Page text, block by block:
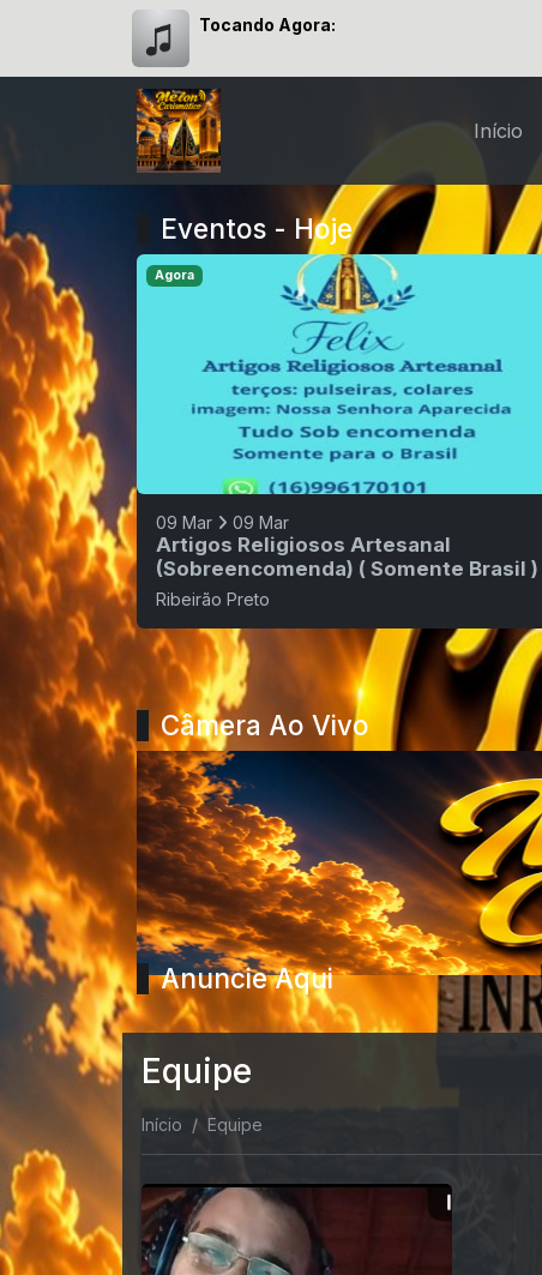
Tocando Agora:
Início
Eventos - Hoje
09 Mar 09 Mar
Artigos Religiosos Artesanal
(Sobreencomenda) ( Somente Brasil )
Ribeirão Preto
Agora
Câmera Ao Vivo
Anuncie Aqui
Equipe
Início Equipe